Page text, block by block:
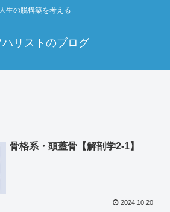
人生の脱構築を考える
ハリストのブログ
骨格系・頭蓋骨【解剖学2‐1】
2024.10.20